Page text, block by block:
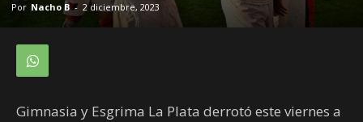
Por Nacho B - 2 diciembre, 2023
Gimnasia y Esgrima La Plata derrotó este viernes a